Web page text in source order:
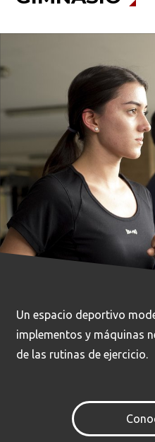
Un espacio deportivo
implementos y máquinas
de las rutinas de ejercicio.